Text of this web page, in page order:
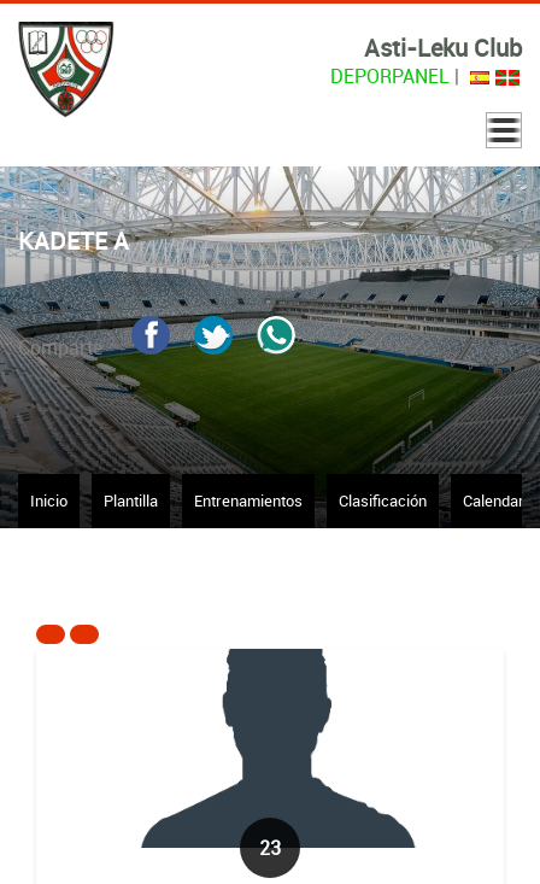
Asti-Leku Club
DEPORPANEL |
KADETE A
Comparte
Inicio Plantilla Entrenamientos Clasificación Calendario
23